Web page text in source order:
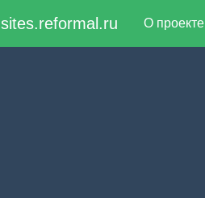
sites.reformal.ru О проекте